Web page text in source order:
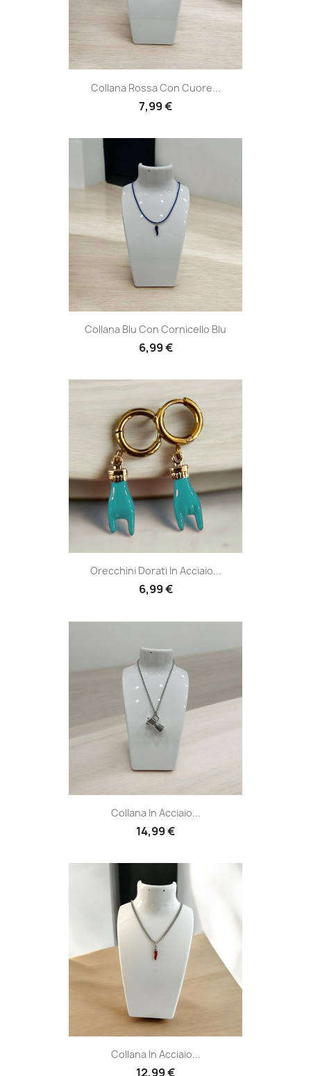
Collana Rossa Con Cuore...
7,99 €
Collana Blu Con Cornicello Blu
6,99 €
Orecchini Dorati In Acciaio...
6,99 €
Collana In Acciaio...
14,99 €
Collana In Acciaio...
12,99 €